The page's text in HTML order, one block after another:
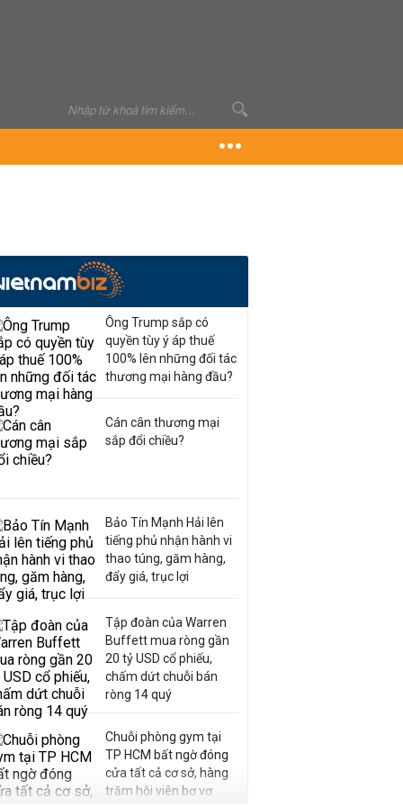
Ông Trump sắp có
quyền tùy ý áp thuế
100% lên những đối tác
thương mại hàng đầu?
Cán cân thương mại
sắp đổi chiều?
Bảo Tín Mạnh Hải lên
tiếng phủ nhận hành vi
thao túng, găm hàng,
đẩy giá, trục lợi
Tập đoàn của Warren
Buffett mua ròng gần
20 tỷ USD cổ phiếu,
chấm dứt chuỗi bán
ròng 14 quý
Chuỗi phòng gym tại
TP HCM bất ngờ đóng
cửa tất cả cơ sở, hàng
trăm hội viên bơ vơ